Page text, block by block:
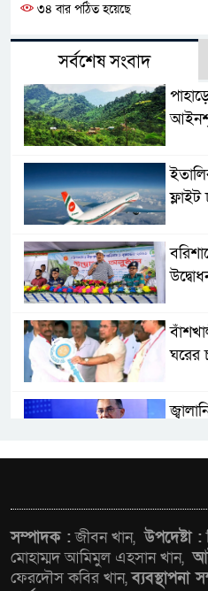
৩৪ বার পঠিত হয়েছে
সর্বশেষ সংবাদ
ফ্লাইট
ঘরের
ঢাকা
সম্পাদক :জীবন খান,উপদেষ্টা :
মোহাম্মদ আমিমুল এহসান খান,
ফেরদৌস কবির খান,ব্যবস্থাপনা